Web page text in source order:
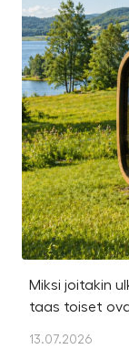
Miksi joitakin
taas toiset
13.07.2026